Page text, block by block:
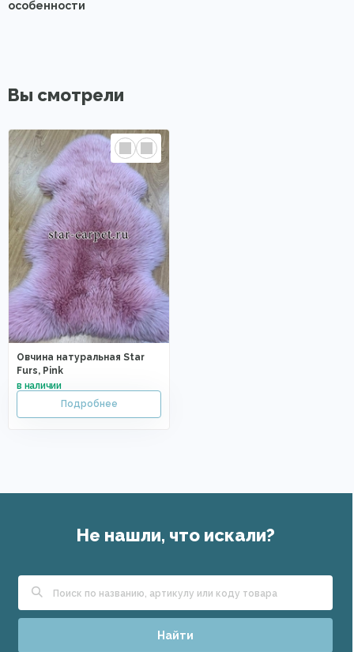
особенности
Вы смотрели
Овчина натуральная Star
Furs, Pink
Не нашли, что искали?
Найти